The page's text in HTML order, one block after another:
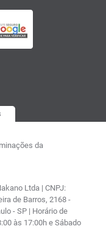
da
Ltda | CNPJ:
de Barros, 2168 -
- SP | Horário de
às 17:00h e Sábado